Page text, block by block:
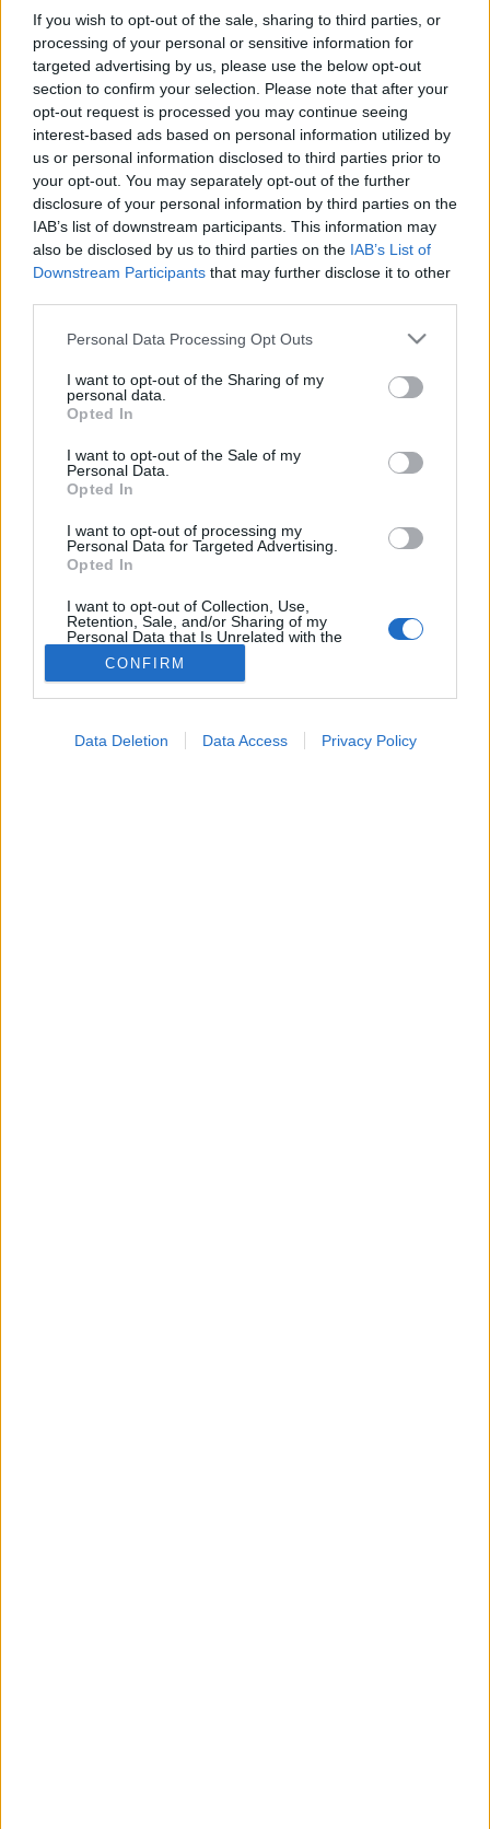
If you wish to opt-out of the sale, sharing to third parties, or
processing of your personal or sensitive information for
targeted advertising by us, please use the below opt-out
section to confirm your selection. Please note that after your
opt-out request is processed you may continue seeing
interest-based ads based on personal information utilized by
us or personal information disclosed to third parties prior to
your opt-out. You may separately opt-out of the further
disclosure of your personal information by third parties on the
IAB’s list of downstream participants. This information may
also be disclosed by us to third parties on the IAB’s List of
Downstream Participants that may further disclose it to other
Please note that this website/app uses one or more Google
not limited to your visit or usage behaviour. You may click to
grant or deny consent to Google and its third-party tags to
use your data for below specified purposes in below Google
consent section.
Personal Data Processing Opt Outs
I want to opt-out of the Sharing of my
personal data.
Opted In
I want to opt-out of the Sale of my
Personal Data.
Opted In
I want to opt-out of processing my
Personal Data for Targeted Advertising.
Opted In
I want to opt-out of Collection, Use,
Retention, Sale, and/or Sharing of my
Personal Data that Is Unrelated with the
Purposes for which it was collected.
Opted Out
CONFIRM
Data Deletion Data Access Privacy Policy
Életmódváltás
Kutatás
Prevenció
Hírek
Videók
Kisállatok egészsége
#allergia #influenza
#cukorbetegség
#orvosmeteorológia #vérnyomás #stroke
#rákbetegség
#pajzsmirigy #reflux#ekcéma#herpesz
Regisztráció
Strandolás